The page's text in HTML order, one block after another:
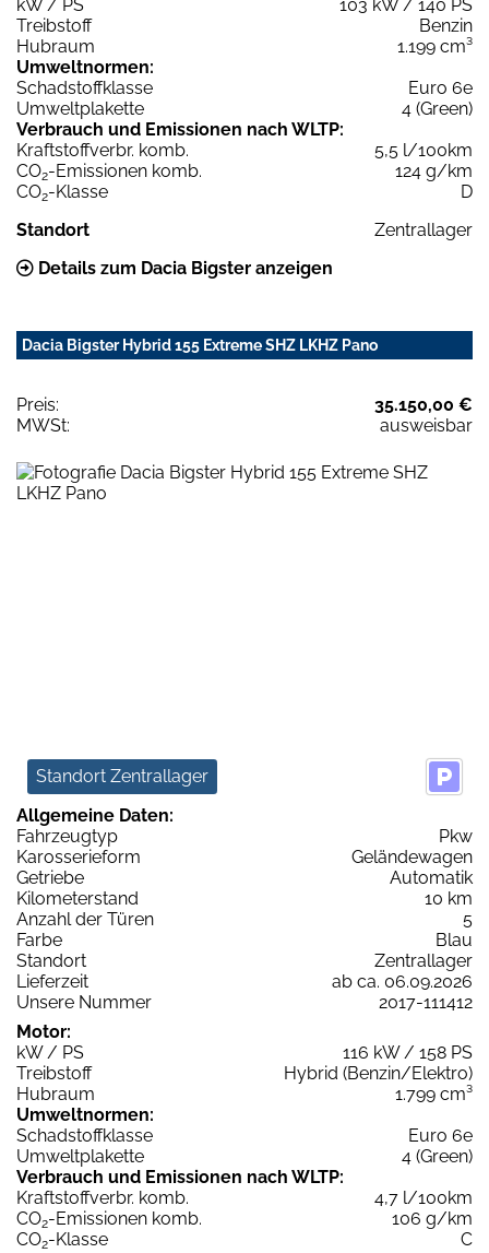
kW / PS
103 kW / 140 PS
Treibstoff
Benzin
Hubraum
1.199 cm³
Umweltnormen:
Schadstoffklasse
Euro 6e
Umweltplakette
4 (Green)
Verbrauch und Emissionen nach WLTP:
Kraftstoffverbr. komb.
5,5 l/100km
CO2-Emissionen komb.
124 g/km
CO2-Klasse
D
Standort
Zentrallager
Details zum Dacia Bigster anzeigen
Dacia Bigster Hybrid 155 Extreme SHZ LKHZ Pano
Preis:
35.150,00 €
MWSt:
ausweisbar
Standort Zentrallager
Allgemeine Daten:
Fahrzeugtyp
Pkw
Karosserieform
Geländewagen
Getriebe
Automatik
Kilometerstand
10 km
Anzahl der Türen
5
Farbe
Blau
Standort
Zentrallager
Lieferzeit
ab ca. 06.09.2026
Unsere Nummer
2017-111412
Motor:
kW / PS
116 kW / 158 PS
Treibstoff
Hybrid (Benzin/Elektro)
Hubraum
1.799 cm³
Umweltnormen:
Schadstoffklasse
Euro 6e
Umweltplakette
4 (Green)
Verbrauch und Emissionen nach WLTP:
Kraftstoffverbr. komb.
4,7 l/100km
CO2-Emissionen komb.
106 g/km
CO2-Klasse
C